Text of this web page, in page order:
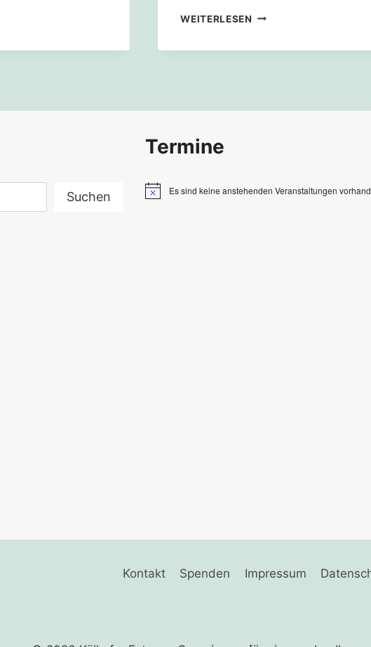
WEITERLESEN GENUG
Suchen
Termine
HinweisEs sind keine anstehenden Veranstaltungen
Kontakt Spenden Impressum